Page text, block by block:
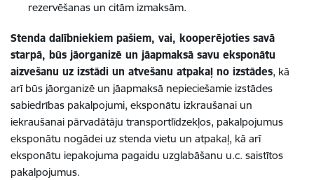
rezervēšanas un citām izmaksām.
Stenda dalībniekiem pašiem, vai, kooperējoties savā
starpā, būs jāorganizē un jāapmaksā savu eksponātu
aizvešanu uz izstādi un atvešanu atpakaļ no izstādes, kā
arī būs jāorganizē un jāapmaksā nepieciešamie izstādes
sabiedrības pakalpojumi, eksponātu izkraušanai un
iekraušanai pārvadātāju transportlīdzekļos, pakalpojumus
eksponātu nogādei uz stenda vietu un atpakaļ, kā arī
eksponātu iepakojuma pagaidu uzglabāšanu u.c. saistītos
pakalpojumus.